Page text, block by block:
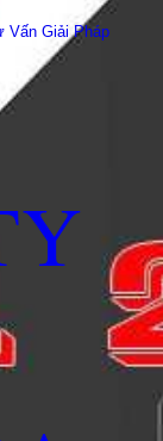
Vấn Giải Pháp